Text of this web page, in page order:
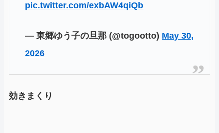
pic.twitter.com/exbAW4qiQb
— 東郷ゆう子の旦那 (@togootto) May 30,
2026
効きまくり